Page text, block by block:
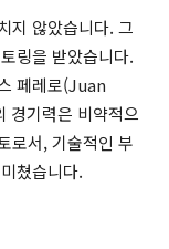
지 않았습니다. 그
링을 받았습니다.
페레로(Juan
기력은 비약적으
로서, 기술적인 부
쳤습니다.